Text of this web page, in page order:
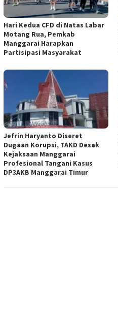
Hari Kedua CFD di Natas Labar
Motang Rua, Pemkab
Manggarai Harapkan
Partisipasi Masyarakat
Jefrin Haryanto Diseret
Dugaan Korupsi, TAKD Desak
Kejaksaan Manggarai
Profesional Tangani Kasus
DP3AKB Manggarai Timur